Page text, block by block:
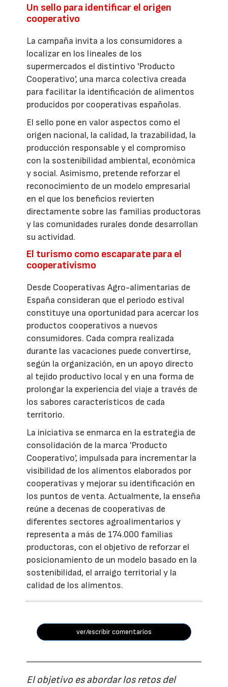
Un sello para identificar el origen
cooperativo
La campaña invita a los consumidores a
localizar en los lineales de los
supermercados el distintivo 'Producto
Cooperativo', una marca colectiva creada
para facilitar la identificación de alimentos
producidos por cooperativas españolas.
El sello pone en valor aspectos como el
origen nacional, la calidad, la trazabilidad, la
producción responsable y el compromiso
con la sostenibilidad ambiental, económica
y social. Asimismo, pretende reforzar el
reconocimiento de un modelo empresarial
en el que los beneficios revierten
directamente sobre las familias productoras
y las comunidades rurales donde desarrollan
su actividad.
El turismo como escaparate para el
cooperativismo
Desde Cooperativas Agro-alimentarias de
España consideran que el periodo estival
constituye una oportunidad para acercar los
productos cooperativos a nuevos
consumidores. Cada compra realizada
durante las vacaciones puede convertirse,
según la organización, en un apoyo directo
al tejido productivo local y en una forma de
prolongar la experiencia del viaje a través de
los sabores característicos de cada
territorio.
La iniciativa se enmarca en la estrategia de
consolidación de la marca 'Producto
Cooperativo', impulsada para incrementar la
visibilidad de los alimentos elaborados por
cooperativas y mejorar su identificación en
los puntos de venta. Actualmente, la enseña
reúne a decenas de cooperativas de
diferentes sectores agroalimentarios y
representa a más de 174.000 familias
productoras, con el objetivo de reforzar el
posicionamiento de un modelo basado en la
sostenibilidad, el arraigo territorial y la
calidad de los alimentos.
ver/escribir comentarios
El objetivo es abordar los retos del